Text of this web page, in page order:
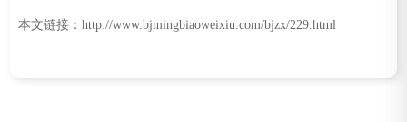
本文链接：http://www.bjmingbiaoweixiu.com/bjzx/229.html